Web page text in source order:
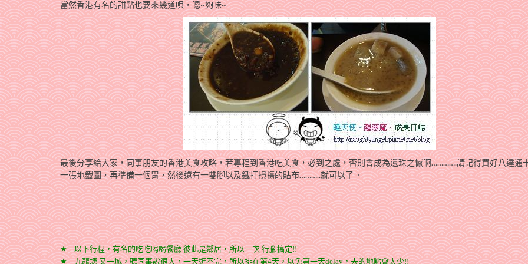
當然香港有名的甜點也要來幾道唄，嗯~夠味~
最後分享給大家，同事朋友的香港美食攻略，若專程到香港吃美食，必到之處，否則會成為遺珠之憾啊………….請記得買好八達通
一張地鐡圖，再準備一個胃，然後還有一雙腳以及鐵打損摥的貼布………..就可以了。
★ 以下行程，有名的吃吃喝喝餐廳 彼此是鄰居，所以一次 行腳搞定!!
★
九龍塘 又一城，聽同事說很大，一天逛不完，所以排在第4天，以免第一天delay，去的地點會太少!!